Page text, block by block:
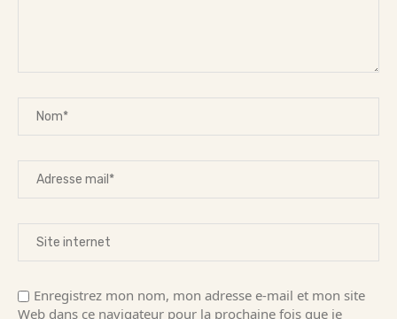
Enregistrez mon nom, mon adresse e-mail et mon site
Web dans ce navigateur pour la prochaine fois que je